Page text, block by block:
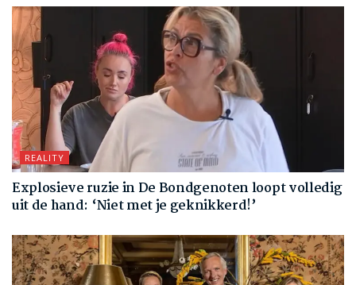
REALITY
Explosieve ruzie in De Bondgenoten loopt volledig
uit de hand: ‘Niet met je geknikkerd!’